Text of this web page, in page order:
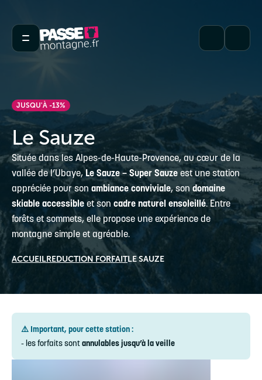
JUSQU'À -13%
Le Sauze
Située dans les Alpes-de-Haute-Provence, au cœur de la
vallée de l’Ubaye,Le Sauze – Super Sauze est une station
appréciée pour son ambiance conviviale, son domaine
skiable accessible et son cadre naturel ensoleillé. Entre
forêts et sommets, elle propose une expérience de
montagne simple et agréable.
ACCUEILREDUCTION FORFAITLE SAUZE
⚠️ Important, pour cette station :
- les forfaits sontannulables jusqu’à la veille